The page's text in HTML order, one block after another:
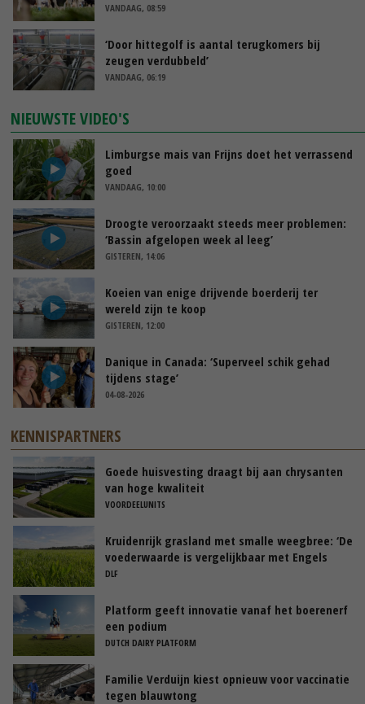
VANDAAG, 08:59
‘Door hittegolf is aantal terugkomers bij
zeugen verdubbeld’
VANDAAG, 06:19
NIEUWSTE VIDEO'S
Limburgse mais van Frijns doet het verrassend
goed
VANDAAG, 10:00
Droogte veroorzaakt steeds meer problemen:
‘Bassin afgelopen week al leeg’
GISTEREN, 14:06
Koeien van enige drijvende boerderij ter
wereld zijn te koop
GISTEREN, 12:00
Danique in Canada: ‘Superveel schik gehad
tijdens stage’
04-08-2026
KENNISPARTNERS
Goede huisvesting draagt bij aan chrysanten
van hoge kwaliteit
VOORDEELUNITS
Kruidenrijk grasland met smalle weegbree: ‘De
voederwaarde is vergelijkbaar met Engels
raaigras’
DLF
Platform geeft innovatie vanaf het boerenerf
een podium
DUTCH DAIRY PLATFORM
Familie Verduijn kiest opnieuw voor vaccinatie
tegen blauwtong